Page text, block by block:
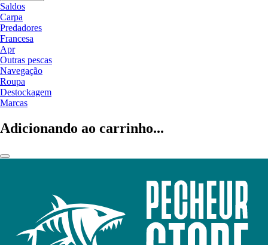
Saldos
Carpa
Predadores
Francesa
Apr
Outras pescas
Navegação
Roupa
Destockagem
Marcas
Adicionando ao carrinho...